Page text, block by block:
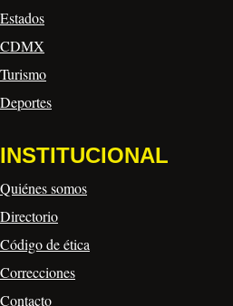
Estados
CDMX
Turismo
Deportes
INSTITUCIONAL
Quiénes somos
Directorio
Código de ética
Correcciones
Contacto